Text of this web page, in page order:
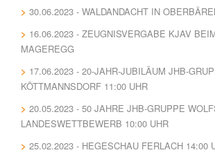
30.06.2023 - WALDANDACHT IN
16.06.2023 - ZEUGNISVERGABE KJAV
MAGEREGG
17.06.2023 - 20-JAHR-JUBILÄUM JHB-
KÖTTMANNSDORF 11:00 UHR
20.05.2023 - 50 JAHRE JHB-GRUPPE
LANDESWETTBEWERB 10:00 UHR
25.02.2023 - HEGESCHAU FERLACH 14:00